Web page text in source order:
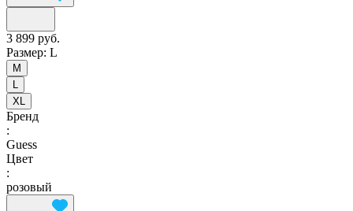
3 899 руб.
Размер: L
M
L
XL
Бренд
:
Guess
Цвет
:
розовый